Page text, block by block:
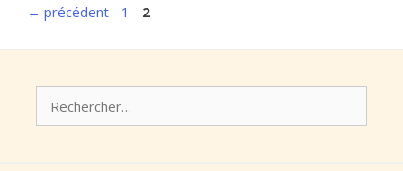
← précédent Page
1 Page
2